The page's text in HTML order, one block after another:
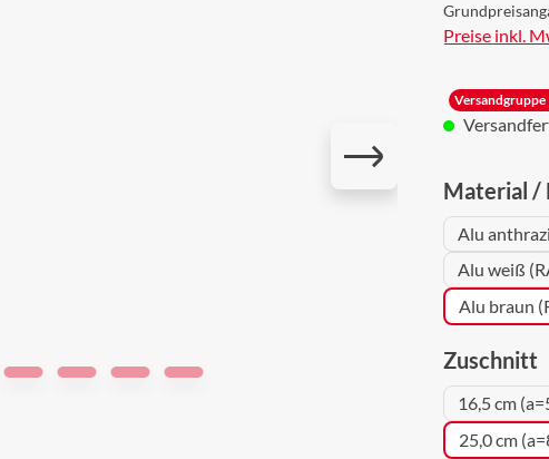
Preise inkl.
Versandgruppe
Material /
Alu
Alu weiß
Alu braun
Zuschnitt
16,5 cm
25,0 cm